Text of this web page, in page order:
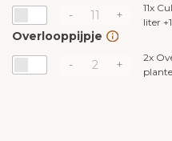
-
+ 11x
liter +
Overlooppijpje
-
+ 2x